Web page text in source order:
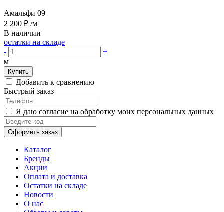
Амальфи 09
2 200 ₽ /м
В наличии
остатки на складе
-
+
м
Купить
Добавить к сравнению
Быстрый заказ
Я даю согласие на обработку моих персональных данных
Оформить заказ
Каталог
Бренды
Акции
Оплата и доставка
Остатки на складе
Новости
О нас